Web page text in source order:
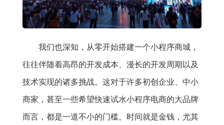
我们也深知，从零开始搭建一个小程序商城，
往往伴随着高昂的开发成本、漫长的开发周期以及
技术实现的诸多挑战。这对于许多初创企业、中小
商家，甚至一些希望快速试水小程序电商的大品牌
而言，都是一道不小的门槛。时间就是金钱，尤其